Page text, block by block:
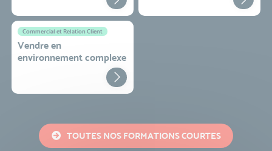
Commercial et Relation Client
Vendre en
environnement complexe
TOUTES NOS FORMATIONS COURTES